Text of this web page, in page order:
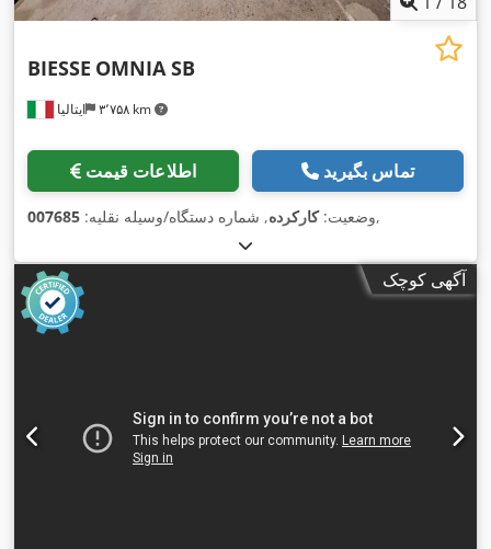
ایتالیا ۳٬۷۵۸ km
BIESSE OMNIA SB
اطلاعات قیمت تماس بگیرید
وضعیت:کارکرده, شماره دستگاه/وسیله نقلیه: 007685 ,
آگهی کوچک